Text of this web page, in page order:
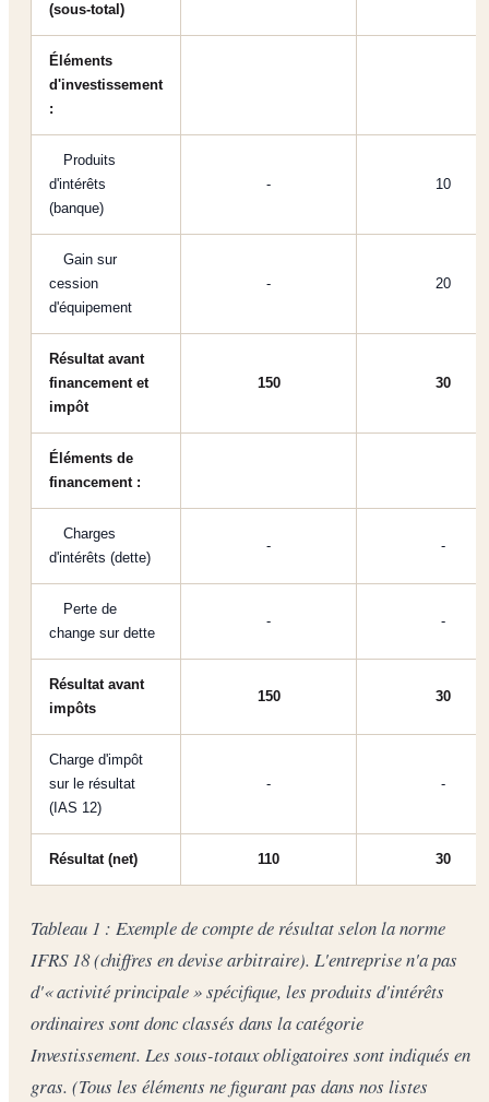
(sous-total)
Éléments
d'investissement
:
Produits
d'intérêts
(banque)
- 10
Gain sur
cession
d'équipement
- 20
Résultat avant
financement et
impôt
150 30
Éléments de
financement :
Charges
d'intérêts (dette)
- -
Perte de
change sur dette
- -
Résultat avant
impôts
150 30
Charge d'impôt
sur le résultat
(IAS 12)
- -
Résultat (net) 110 30
Tableau 1 : Exemple de compte de résultat selon la norme
IFRS 18 (chiffres en devise arbitraire). L'entreprise n'a pas
d'« activité principale » spécifique, les produits d'intérêts
ordinaires sont donc classés dans la catégorie
Investissement. Les sous-totaux obligatoires sont indiqués en
gras. (Tous les éléments ne figurant pas dans nos listes